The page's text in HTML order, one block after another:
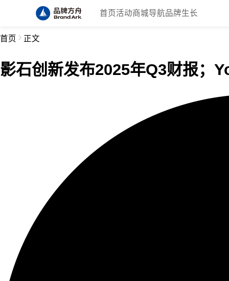
首页 活动商城导航品牌生长
首页 正文
影石创新发布2025年Q3财报；